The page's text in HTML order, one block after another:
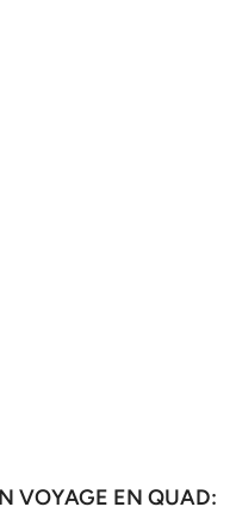
VOYAGE EN QUAD: